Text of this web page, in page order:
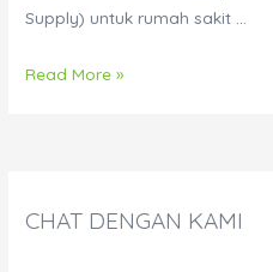
Supply) untuk rumah sakit …
Perbedaan
Transformerless
Read More »
CHAT DENGAN KAMI